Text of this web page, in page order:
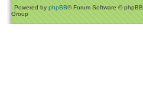
Powered by phpBB® Forum Software © phpBB
Group